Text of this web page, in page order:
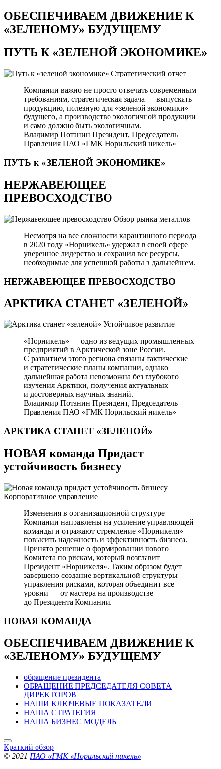
ОБЕСПЕЧИВАЕМ ДВИЖЕНИЕ К
«ЗЕЛЕНОМУ» БУДУЩЕМУ
ПУТЬ К«ЗЕЛЕНОЙ ЭКОНОМИКЕ»
Стратегический отчет
Компании важно не просто отвечать современным
требованиям, стратегическая задача — выпускать
продукцию, полезную для «зеленой экономики»
будущего, а производство экологичной продукции
и само должно быть экологичным.
Владимир Потанин Президент, Председатель
Правления ПАО «ГМК Норильский никель»
ПУТЬ к «ЗЕЛЕНОЙ ЭКОНОМИКЕ»
НЕРЖАВЕЮЩЕЕ
ПРЕВОСХОДСТВО
Обзор рынка металлов
Несмотря на все сложности карантинного периода
в 2020 году «Норникель» удержал в своей сфере
уверенное лидерство и сохранил все ресурсы,
необходимые для успешной работы в дальнейшем.
НЕРЖАВЕЮЩЕЕ ПРЕВОСХОДСТВО
АРКТИКА СТАНЕТ «ЗЕЛЕНОЙ»
Устойчивое развитие
«Норникель» — одно из ведущих промышленных
предприятий в Арктической зоне России.
С развитием этого региона связаны тактические
и стратегические планы компании, однако
дальнейшая работа невозможна без глубокого
изучения Арктики, получения актуальных
и достоверных научных знаний.
Владимир Потанин Президент, Председатель
Правления ПАО «ГМК Норильский никель»
АРКТИКА СТАНЕТ «ЗЕЛЕНОЙ»
НОВАЯ команда Придаст
устойчивость бизнесу
Корпоративное управление
Изменения в организационной структуре
Компании направлены на усиление управляющей
команды и отражают стремление «Норникеля»
повысить надежность и эффективность бизнеса.
Принято решение о формировании нового
Комитета по рискам, который возглавит
Президент «Норникеля». Таким образом будет
завершено создание вертикальной структуры
управления рисками, которая объединит все
уровни — от мастера на производстве
до Президента Компании.
НОВАЯ КОМАНДА
ОБЕСПЕЧИВАЕМ ДВИЖЕНИЕ К
«ЗЕЛЕНОМУ» БУДУЩЕМУ
обращение президента
ОБРАЩЕНИЕ ПРЕДСЕДАТЕЛЯ СОВЕТА
ДИРЕКТОРОВ
НАШИ КЛЮЧЕВЫЕ ПОКАЗАТЕЛИ
НАША СТРАТЕГИЯ
НАША БИЗНЕС МОДЕЛЬ
Краткий обзор
© 2021 ПАО «ГМК «Норильский никель»